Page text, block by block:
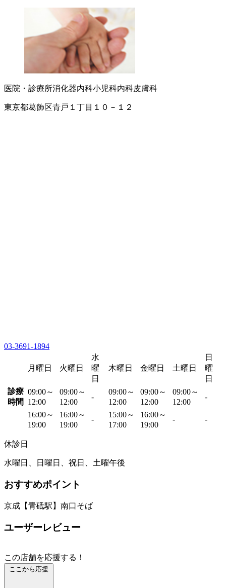
医院・診療所消化器内科小児科内科皮膚科
東京都葛飾区青戸１丁目１０－１２
03-3691-1894
月曜日 火曜日
水
曜
日
木曜日 金曜日 土曜日
日
曜
日
診療
時間
09:00～
12:00
09:00～
12:00
-
09:00～
12:00
09:00～
12:00
09:00～
12:00
-
16:00～
19:00
16:00～
19:00
-
15:00～
17:00
16:00～
19:00
- -
休診日
水曜日、日曜日、祝日、土曜午後
おすすめポイント
京成【青砥駅】南口そば
ユーザーレビュー
この店舗を応援する！
ここから応援